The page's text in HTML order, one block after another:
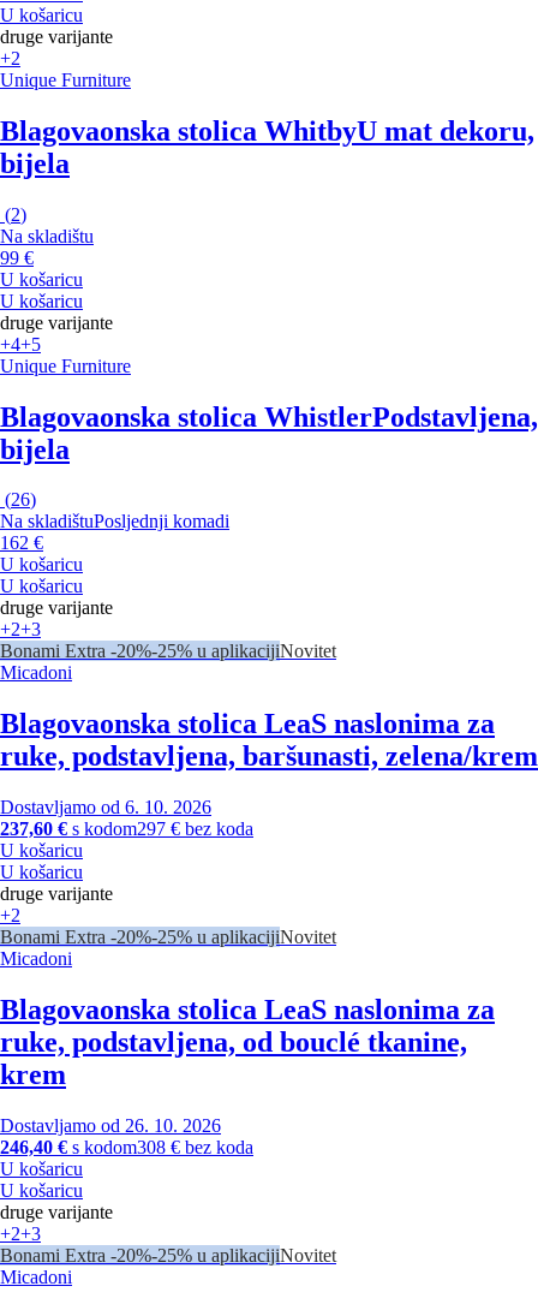
U košaricu
druge varijante
+2
Unique Furniture
Blagovaonska stolica WhitbyU mat dekoru,
bijela
(2)
Na skladištu
99 €
U košaricu
U košaricu
druge varijante
+4+5
Unique Furniture
Blagovaonska stolica WhistlerPodstavljena,
bijela
(26)
Na skladištuPosljednji komadi
162 €
U košaricu
U košaricu
druge varijante
+2+3
Bonami Extra -20%-25% u aplikacijiNovitet
Micadoni
Blagovaonska stolica LeaS naslonima za
ruke, podstavljena, baršunasti, zelena/krem
Dostavljamo od 6. 10. 2026
237,60 € s kodom297 € bez koda
U košaricu
U košaricu
druge varijante
+2
Bonami Extra -20%-25% u aplikacijiNovitet
Micadoni
Blagovaonska stolica LeaS naslonima za
ruke, podstavljena, od bouclé tkanine,
krem
Dostavljamo od 26. 10. 2026
246,40 € s kodom308 € bez koda
U košaricu
U košaricu
druge varijante
+2+3
Bonami Extra -20%-25% u aplikacijiNovitet
Micadoni